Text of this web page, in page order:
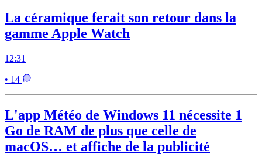
La céramique ferait son retour dans la
gamme Apple Watch
12:31
• 14
L'app Météo de Windows 11 nécessite 1
Go de RAM de plus que celle de
macOS… et affiche de la publicité